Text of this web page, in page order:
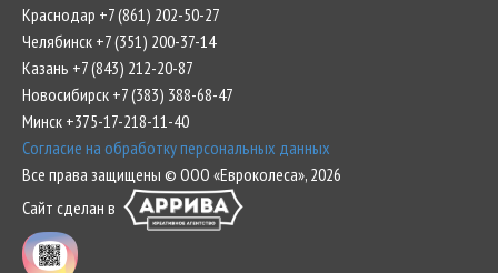
Краснодар +7 (861) 202-50-27
Челябинск +7 (351) 200-37-14
Казань +7 (843) 212-20-87
Новосибирск +7 (383) 388-68-47
Минск +375-17-218-11-40
Согласие на обработку персональных данных
Все права защищены © ООО «Евроколеса», 2026
Сайт сделан в